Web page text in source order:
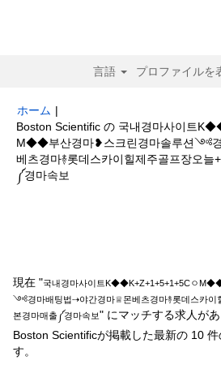
言語 プロファイルを
ホーム |
Boston Scientific の 국내경마사이트
M◆◆부산경마❥스크린경마솔루션༺
베츠경마࿈롯데스카이힐제주골프장오
༼경마속보
現在 "국내경마사이트K◆◆K+Z+1+5+1+5Cㅇ
༺경마배팅법⇢야간경마♕몬베츠경마࿈롯데스카이
본경마매출༼경마속보" にマッチする求人があ
Boston Scientificが掲載した最新の 10
す。